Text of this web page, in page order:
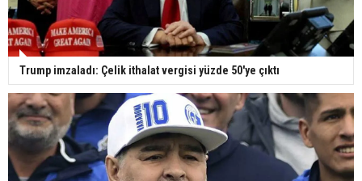
Trump imzaladı: Çelik ithalat vergisi yüzde 50'ye çıktı